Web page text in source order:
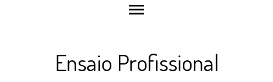
menu
Ensaio Profissional